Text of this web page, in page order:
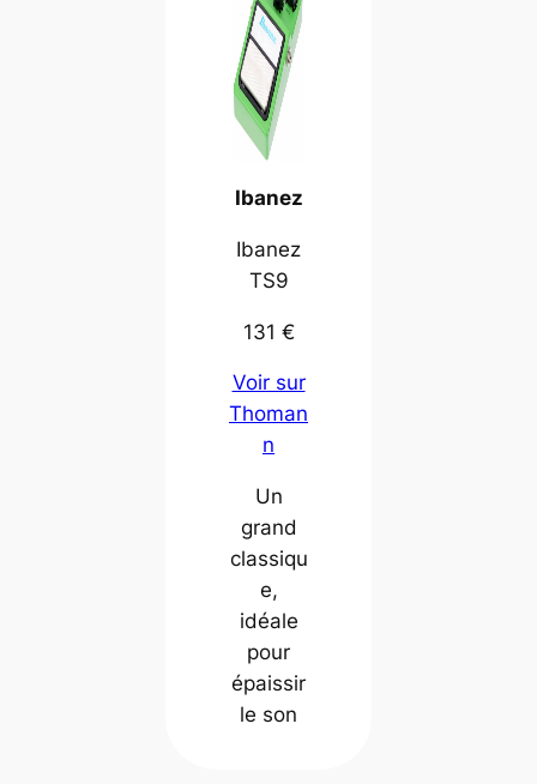
Ibanez
Ibanez
TS9
131 €
Voir sur
Thoman
n
Un
grand
classiqu
e,
idéale
pour
épaissir
le son